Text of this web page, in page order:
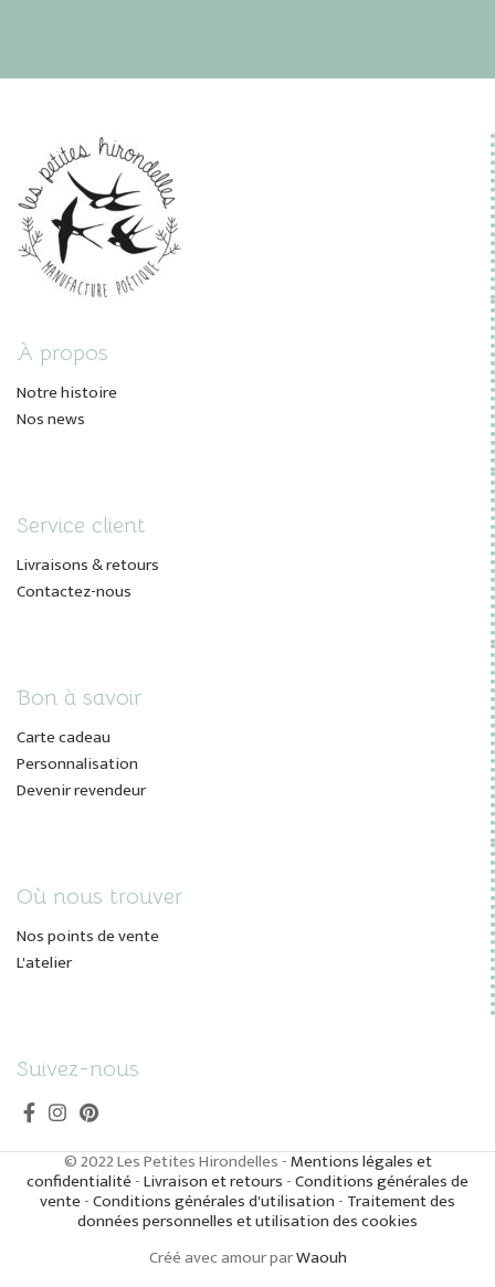
À propos
Notre histoire
Nos news
Service client
Livraisons & retours
Contactez-nous
Bon à savoir
Carte cadeau
Personnalisation
Devenir revendeur
Où nous trouver
Nos points de vente
L'atelier
Suivez-nous
© 2022 Les Petites Hirondelles -Mentions légales et
confidentialité-Livraison et retours -Conditions générales de
vente-Conditions générales d'utilisation - Traitement des
données personnelles et utilisation des cookies
Créé avec amour parWaouh